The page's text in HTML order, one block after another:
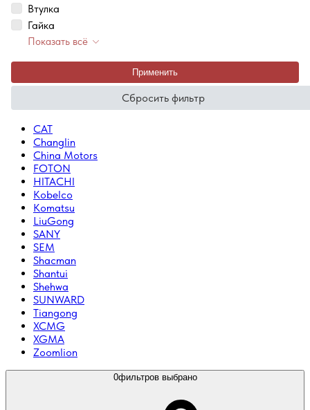
Втулка
Гайка
Показать всё
Применить
Сбросить фильтр
CAT
Changlin
China Motors
FOTON
HITACHI
Kobelco
Komatsu
LiuGong
SANY
SEM
Shacman
Shantui
Shehwa
SUNWARD
Tiangong
XCMG
XGMA
Zoomlion
0фильтров выбрано